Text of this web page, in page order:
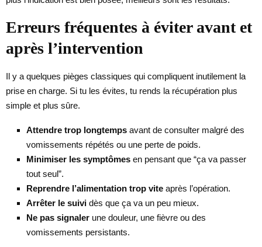
Erreurs fréquentes à éviter avant et
après l’intervention
Il y a quelques pièges classiques qui compliquent inutilement la
prise en charge. Si tu les évites, tu rends la récupération plus
simple et plus sûre.
Attendre trop longtemps avant de consulter malgré des
vomissements répétés ou une perte de poids.
Minimiser les symptômes en pensant que “ça va passer
tout seul”.
Reprendre l’alimentation trop vite après l’opération.
Arrêter le suivi dès que ça va un peu mieux.
Ne pas signaler une douleur, une fièvre ou des
vomissements persistants.